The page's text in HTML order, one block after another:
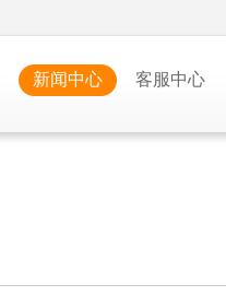
新闻中心 客服中心